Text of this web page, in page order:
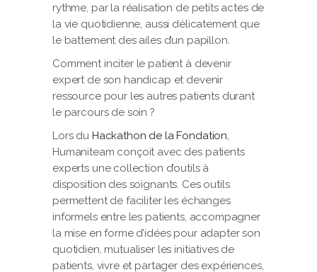
rythme, par la réalisation de petits actes de
la vie quotidienne, aussi délicatement que
le battement des ailes d’un papillon.
Comment inciter le patient à devenir
expert de son handicap et devenir
ressource pour les autres patients durant
le parcours de soin ?
Lors du Hackathon de la Fondation,
Humaniteam conçoit avec des patients
experts une collection d’outils à
disposition des soignants. Ces outils
permettent de faciliter les échanges
informels entre les patients, accompagner
la mise en forme d’idées pour adapter son
quotidien, mutualiser les initiatives de
patients, vivre et partager des expériences,